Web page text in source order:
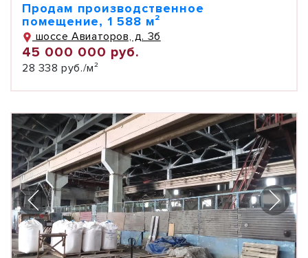
Продам производственное
помещение, 1 588 м²
шоссе Авиаторов, д. 3б
45 000 000 руб.
28 338 руб./м²